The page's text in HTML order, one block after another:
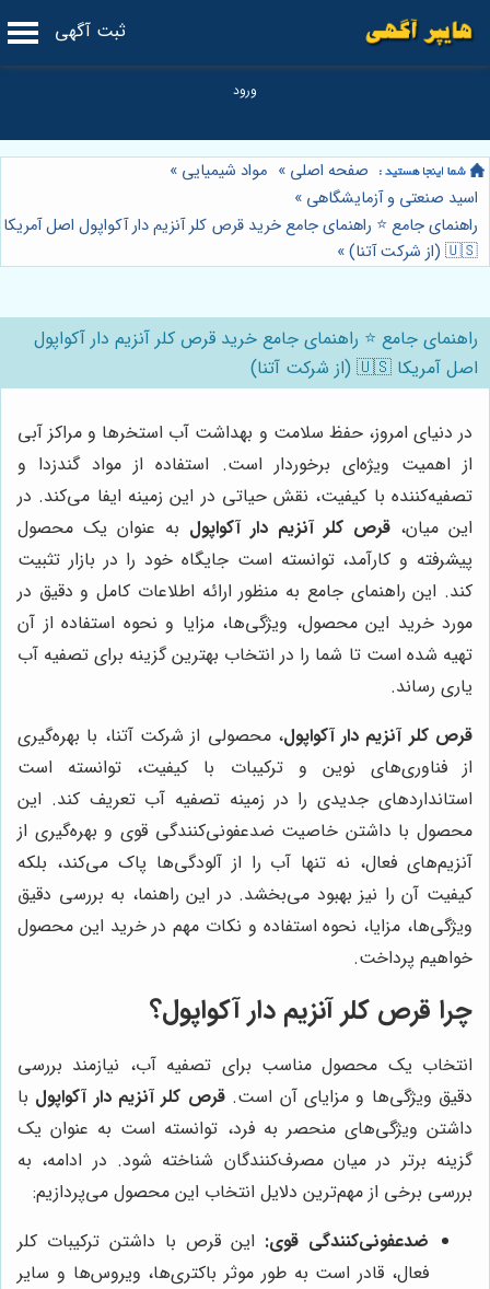
ثبت آگهی
صفحه اصلی » مواد شیمیایی »
اسید صنعتی و آزمایشگاهی »
راهنمای جامع ⭐️ راهنمای جامع خرید قرص کلر آنزیم دار آکواپول اصل آمریکا
🇺🇸 (از شرکت آتنا)
»
راهنمای جامع ⭐️ راهنمای جامع خرید قرص کلر آنزیم دار آکواپول
اصل آمریکا 🇺🇸 (از شرکت آتنا)
در دنیای امروز، حفظ سلامت و بهداشت آب استخرها و مراکز آبی
از اهمیت ویژه‌ای برخوردار است. استفاده از مواد گندزدا و
تصفیه‌کننده با کیفیت، نقش حیاتی در این زمینه ایفا می‌کند. در
این میان، قرص کلر آنزیم دار آکواپول به عنوان یک محصول
پیشرفته و کارآمد، توانسته است جایگاه خود را در بازار تثبیت
کند. این راهنمای جامع به منظور ارائه اطلاعات کامل و دقیق در
مورد خرید این محصول، ویژگی‌ها، مزایا و نحوه استفاده از آن
تهیه شده است تا شما را در انتخاب بهترین گزینه برای تصفیه آب
یاری رساند.
قرص کلر آنزیم دار آکواپول، محصولی از شرکت آتنا، با بهره‌گیری
از فناوری‌های نوین و ترکیبات با کیفیت، توانسته است
استانداردهای جدیدی را در زمینه تصفیه آب تعریف کند. این
محصول با داشتن خاصیت ضدعفونی‌کنندگی قوی و بهره‌گیری از
آنزیم‌های فعال، نه تنها آب را از آلودگی‌ها پاک می‌کند، بلکه
کیفیت آن را نیز بهبود می‌بخشد. در این راهنما، به بررسی دقیق
ویژگی‌ها، مزایا، نحوه استفاده و نکات مهم در خرید این محصول
خواهیم پرداخت.
چرا قرص کلر آنزیم دار آکواپول؟
انتخاب یک محصول مناسب برای تصفیه آب، نیازمند بررسی
دقیق ویژگی‌ها و مزایای آن است.قرص کلر آنزیم دار آکواپول با
داشتن ویژگی‌های منحصر به فرد، توانسته است به عنوان یک
گزینه برتر در میان مصرف‌کنندگان شناخته شود. در ادامه، به
بررسی برخی از مهم‌ترین دلایل انتخاب این محصول می‌پردازیم:
ضدعفونی‌کنندگی قوی: این قرص با داشتن ترکیبات کلر
فعال، قادر است به طور موثر باکتری‌ها، ویروس‌ها و سایر